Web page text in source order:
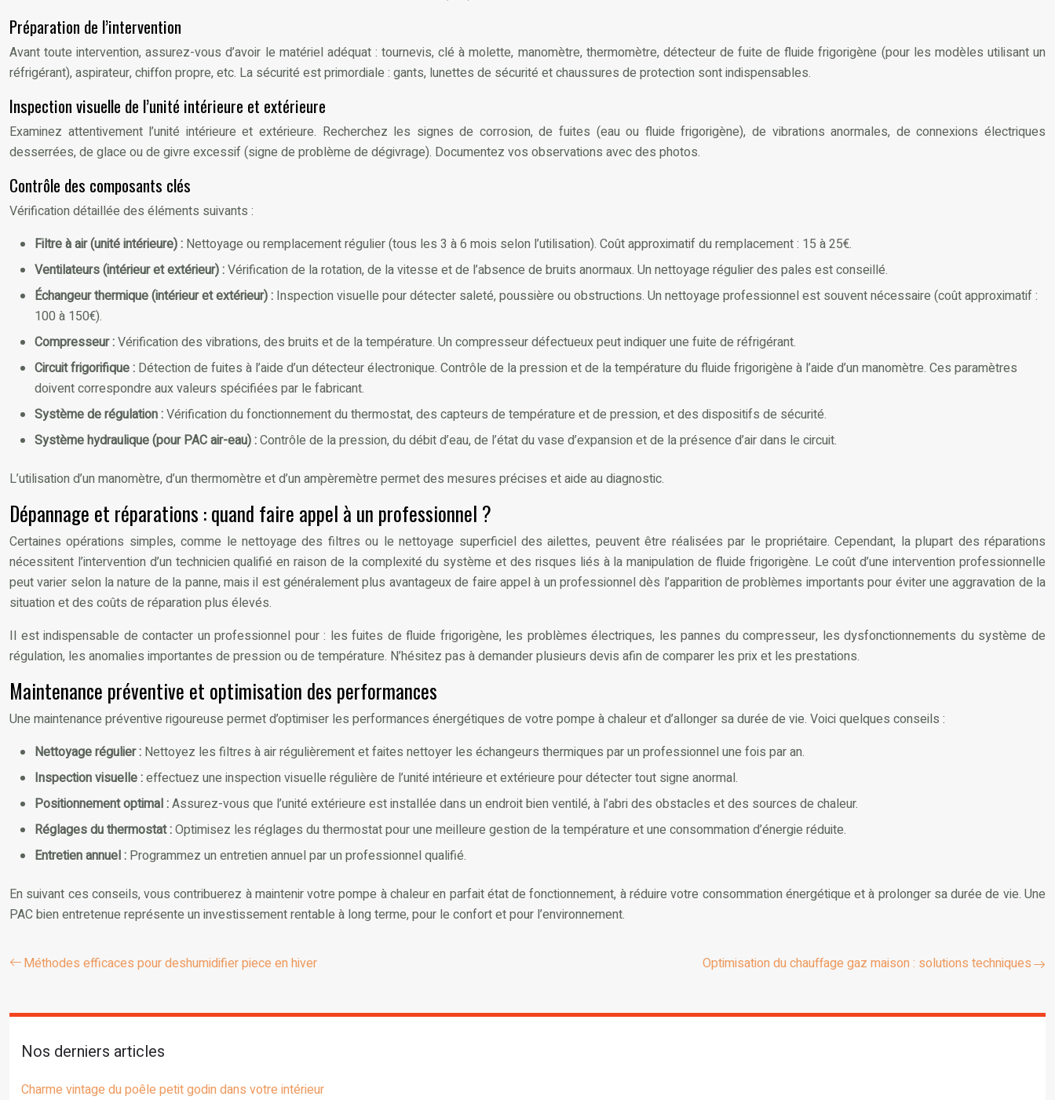
Préparation de l’intervention
Avant toute intervention, assurez-vous d’avoir le matériel adéquat : tournevis, clé à molette, manomètre, thermomètre, détecteur de fuite de fluide frigorigène (pour les modèles utilisant un
réfrigérant), aspirateur, chiffon propre, etc. La sécurité est primordiale : gants, lunettes de sécurité et chaussures de protection sont indispensables.
Inspection visuelle de l’unité intérieure et extérieure
Examinez attentivement l’unité intérieure et extérieure. Recherchez les signes de corrosion, de fuites (eau ou fluide frigorigène), de vibrations anormales, de connexions électriques
desserrées, de glace ou de givre excessif (signe de problème de dégivrage). Documentez vos observations avec des photos.
Contrôle des composants clés
Vérification détaillée des éléments suivants :
Filtre à air (unité intérieure) : Nettoyage ou remplacement régulier (tous les 3 à 6 mois selon l’utilisation). Coût approximatif du remplacement : 15 à 25€.
Ventilateurs (intérieur et extérieur) :Vérification de la rotation, de la vitesse et de l’absence de bruits anormaux. Un nettoyage régulier des pales est conseillé.
Échangeur thermique (intérieur et extérieur) : Inspection visuelle pour détecter saleté, poussière ou obstructions. Un nettoyage professionnel est souvent nécessaire (coût approximatif :
100 à 150€).
Compresseur :Vérification des vibrations, des bruits et de la température. Un compresseur défectueux peut indiquer une fuite de réfrigérant.
Circuit frigorifique : Détection de fuites à l’aide d’un détecteur électronique. Contrôle de la pression et de la température du fluide frigorigène à l’aide d’un manomètre. Ces paramètres
doivent correspondre aux valeurs spécifiées par le fabricant.
Système de régulation :Vérification du fonctionnement du thermostat, des capteurs de température et de pression, et des dispositifs de sécurité.
Système hydraulique (pour PAC air-eau) :Contrôle de la pression, du débit d’eau, de l’état du vase d’expansion et de la présence d’air dans le circuit.
L’utilisation d’un manomètre, d’un thermomètre et d’un ampèremètre permet des mesures précises et aide au diagnostic.
Dépannage et réparations : quand faire appel à un professionnel ?
Certaines opérations simples, comme le nettoyage des filtres ou le nettoyage superficiel des ailettes, peuvent être réalisées par le propriétaire. Cependant, la plupart des réparations
nécessitent l’intervention d’un technicien qualifié en raison de la complexité du système et des risques liés à la manipulation de fluide frigorigène. Le coût d’une intervention professionnelle
peut varier selon la nature de la panne, mais il est généralement plus avantageux de faire appel à un professionnel dès l’apparition de problèmes importants pour éviter une aggravation de la
situation et des coûts de réparation plus élevés.
Il est indispensable de contacter un professionnel pour : les fuites de fluide frigorigène, les problèmes électriques, les pannes du compresseur, les dysfonctionnements du système de
régulation, les anomalies importantes de pression ou de température. N’hésitez pas à demander plusieurs devis afin de comparer les prix et les prestations.
Maintenance préventive et optimisation des performances
Une maintenance préventive rigoureuse permet d’optimiser les performances énergétiques de votre pompe à chaleur et d’allonger sa durée de vie. Voici quelques conseils :
Nettoyage régulier : Nettoyez les filtres à air régulièrement et faites nettoyer les échangeurs thermiques par un professionnel une fois par an.
Inspection visuelle :effectuez une inspection visuelle régulière de l’unité intérieure et extérieure pour détecter tout signe anormal.
Positionnement optimal :Assurez-vous que l’unité extérieure est installée dans un endroit bien ventilé, à l’abri des obstacles et des sources de chaleur.
Réglages du thermostat :Optimisez les réglages du thermostat pour une meilleure gestion de la température et une consommation d’énergie réduite.
Entretien annuel : Programmez un entretien annuel par un professionnel qualifié.
En suivant ces conseils, vous contribuerez à maintenir votre pompe à chaleur en parfait état de fonctionnement, à réduire votre consommation énergétique et à prolonger sa durée de vie. Une
PAC bien entretenue représente un investissement rentable à long terme, pour le confort et pour l’environnement.
Méthodes efficaces pour deshumidifier piece en hiver Optimisation du chauffage gaz maison : solutions techniques
Nos derniers articles
Charme vintage du poêle petit godin dans votre intérieur